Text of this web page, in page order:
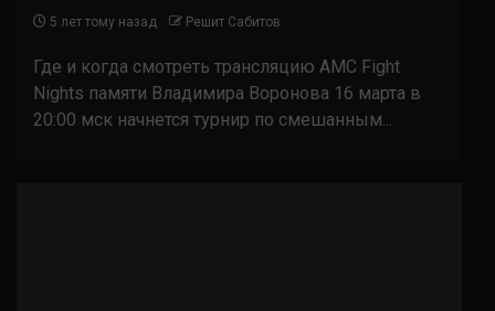
5 лет тому назад Решит Сабитов
Где и когда смотреть трансляцию AMC Fight
Nights памяти Владимира Воронова 16 марта в
20:00 мск начнется турнир по смешанным...